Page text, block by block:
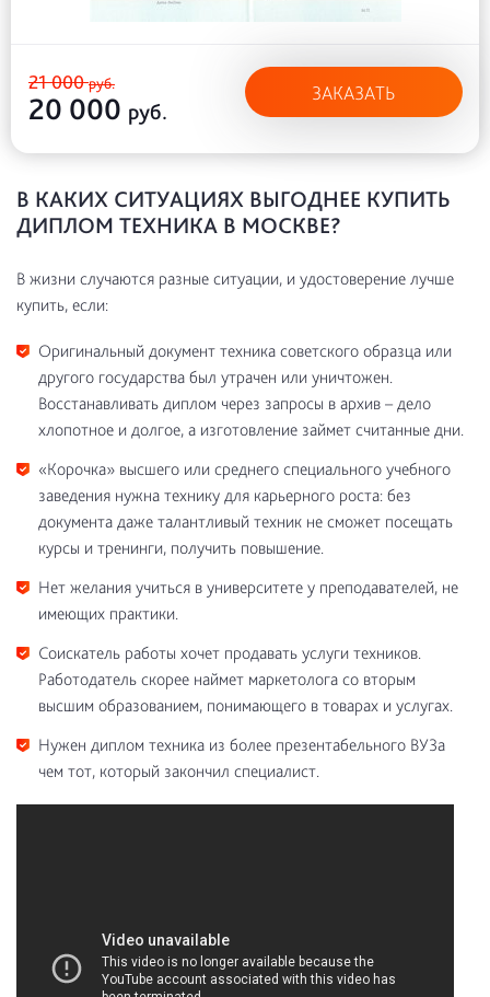
21 000руб.
20 000 руб.
ЗАКАЗАТЬ
В КАКИХ СИТУАЦИЯХ ВЫГОДНЕЕ КУПИТЬ
ДИПЛОМ ТЕХНИКА В МОСКВЕ?
В жизни случаются разные ситуации, и удостоверение лучше
купить, если:
Оригинальный документ техника советского образца или
другого государства был утрачен или уничтожен.
Восстанавливать диплом через запросы в архив – дело
хлопотное и долгое, а изготовление займет считанные дни.
«Корочка» высшего или среднего специального учебного
заведения нужна технику для карьерного роста: без
документа даже талантливый техник не сможет посещать
курсы и тренинги, получить повышение.
Нет желания учиться в университете у преподавателей, не
имеющих практики.
Соискатель работы хочет продавать услуги техников.
Работодатель скорее наймет маркетолога со вторым
высшим образованием, понимающего в товарах и услугах.
Нужен диплом техника из более презентабельного ВУЗа
чем тот, который закончил специалист.